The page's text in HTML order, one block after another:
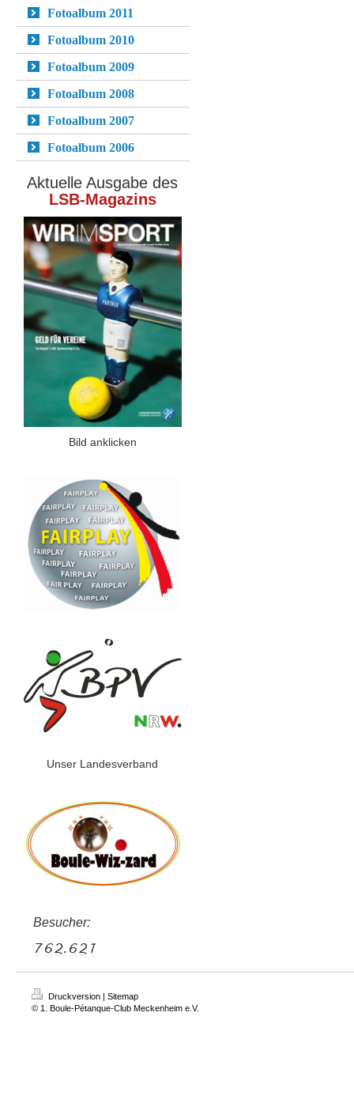
Fotoalbum 2011
Fotoalbum 2010
Fotoalbum 2009
Fotoalbum 2008
Fotoalbum 2007
Fotoalbum 2006
Aktuelle Ausgabe des
LSB-Magazins
Bild anklicken
Unser Landesverband
Besucher:
Druckversion | Sitemap
© 1. Boule-Pétanque-Club Meckenheim e.V.